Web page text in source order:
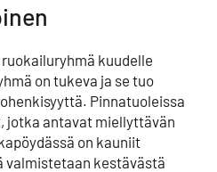
kuudelle
on tukeva ja se tuo
Pinnatuoleissa
jotka antavat miellyttävän
on kauniit
valmistetaan kestävästä